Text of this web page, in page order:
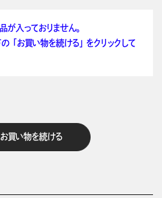
が入っておりません。
「お買い物を続ける」 をクリックして
お買い物を続ける